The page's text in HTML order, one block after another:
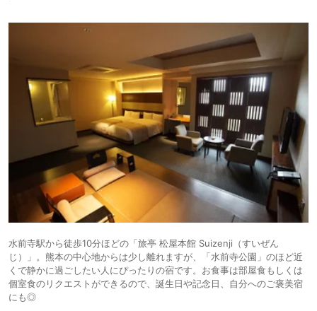
２泊のうち１泊を郷土料理いろいろ試せる朝食付きで。
赤牛ハンバーガーのパティのみいただくが、まあまあか。
ダゴ汁やからし蓮根、いきなり団子などもあって楽しめるが、１回で十分
ドリンクサービスは夜２３時までコーヒーやソフトドリンクが用意されて
いた。
（朝食時間帯は朝食利用者のみ）
石垣島のベッセルホテルに宿泊以来のベッセルだったが、レフブランドは
かなりいい感じ。
全国にもっと増えてもらえると嬉しいが・・・このご時世難しいかな。
水前寺駅から徒歩10分ほどの「旅亭 松屋本館 Suizenji（すいぜん
じ）」。熊本の中心地からは少し離れますが、「水前寺公園」のほど近
くで静かに過ごしたい人にぴったりの宿です。お食事は部屋食もしくは
個室食のリクエストができるので、誕生日や記念日、自分へのご褒美宿
にも◎